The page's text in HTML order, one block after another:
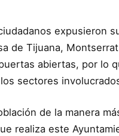
expusieron
de Tijuana,
abiertas, por lo
sectores
de la manera
realiza este